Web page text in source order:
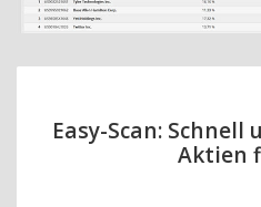
Easy-Scan:
Aktien